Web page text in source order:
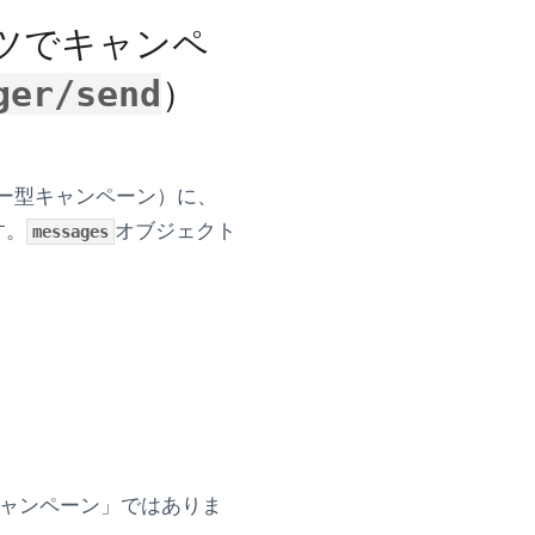
でキャンペ
send ）
キャンペーン）に、
messages オブジェクト
ンペーン」ではありま